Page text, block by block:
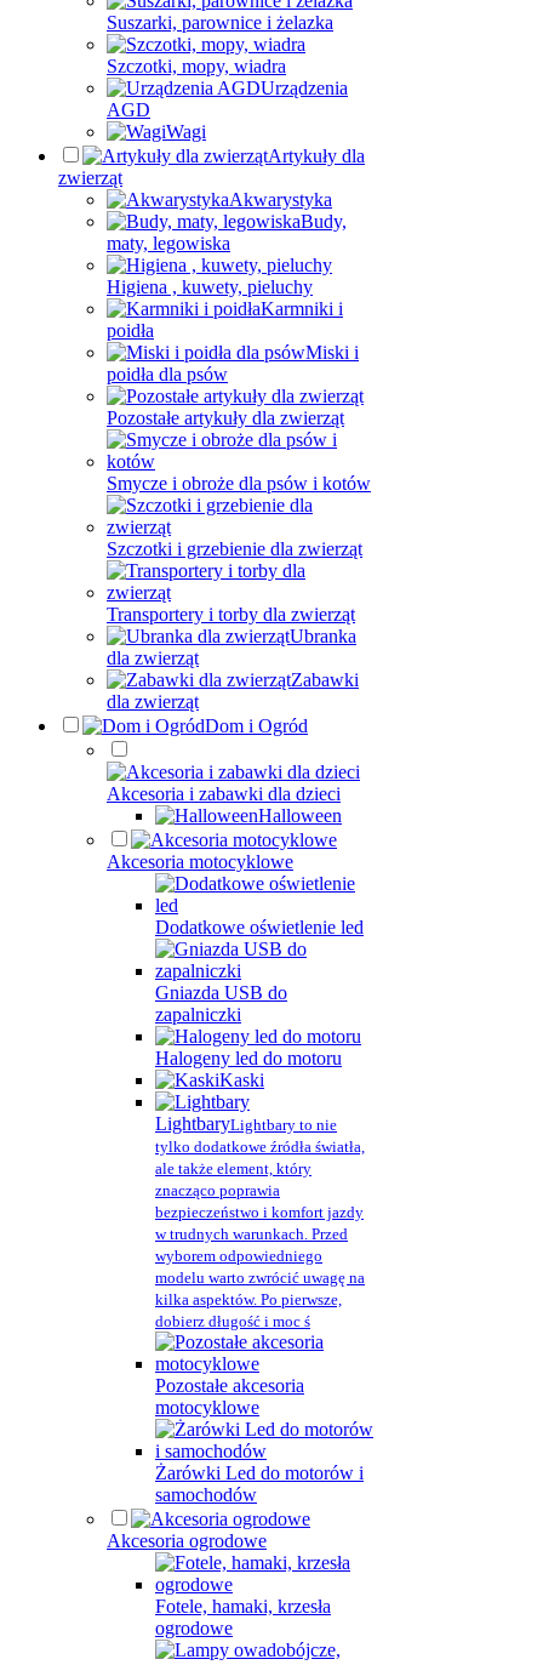
Suszarki, parownice i żelazka
Szczotki, mopy, wiadra
Urządzenia
AGD
Wagi
Artykuły dla
zwierząt
Akwarystyka
Budy,
maty, legowiska
Higiena , kuwety, pieluchy
Karmniki i
poidła
Miski i
poidła dla psów
Pozostałe artykuły dla zwierząt
Smycze i obroże dla psów i kotów
Szczotki i grzebienie dla zwierząt
Transportery i torby dla zwierząt
Ubranka
dla zwierząt
Zabawki
dla zwierząt
Dom i Ogród
Akcesoria i zabawki dla dzieci
Halloween
Akcesoria motocyklowe
Dodatkowe oświetlenie led
Gniazda USB do
zapalniczki
Halogeny led do motoru
Kaski
LightbaryLightbary to nie
tylko dodatkowe źródła światła,
ale także element, który
znacząco poprawia
bezpieczeństwo i komfort jazdy
w trudnych warunkach. Przed
wyborem odpowiedniego
modelu warto zwrócić uwagę na
kilka aspektów. Po pierwsze,
dobierz długość i moc ś
Pozostałe akcesoria
motocyklowe
Żarówki Led do motorów i
samochodów
Akcesoria ogrodowe
Fotele, hamaki, krzesła
ogrodowe